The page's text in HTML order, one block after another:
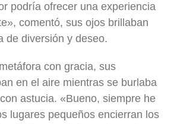
podría ofrecer una experiencia
comentó, sus ojos brillaban
de diversión y deseo.
con gracia, sus
en el aire mientras se burlaba
astucia. «Bueno, siempre he
lugares pequeños encierran los